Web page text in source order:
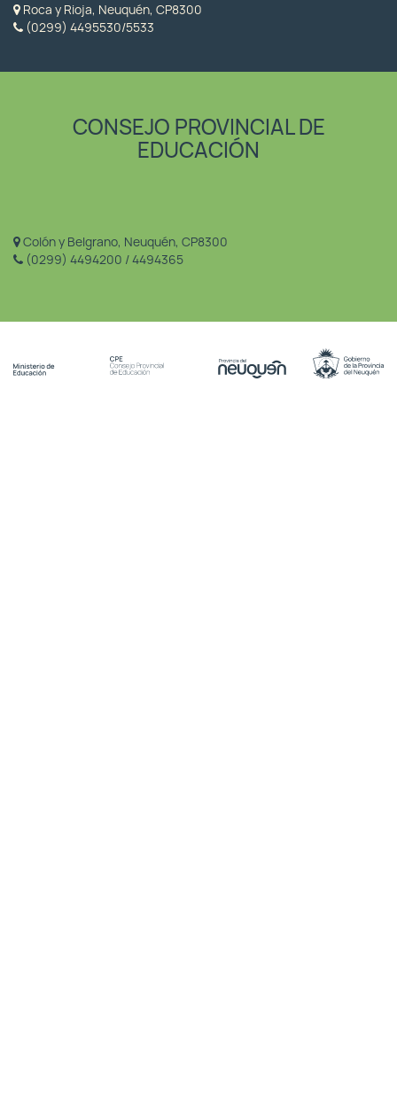
Roca y Rioja, Neuquén, CP8300
(0299) 4495530/5533
CONSEJO PROVINCIAL DE
EDUCACIÓN
Colón y Belgrano, Neuquén, CP8300
(0299) 4494200 / 4494365